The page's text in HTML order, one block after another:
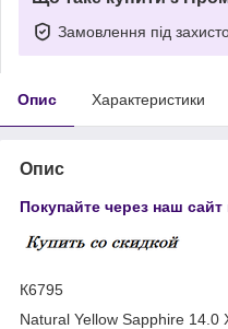
Замовлення під
Опис Характеристики
Опис
Покупайте через наш сайт
К6795
Natural Yellow Sapphire 14.0